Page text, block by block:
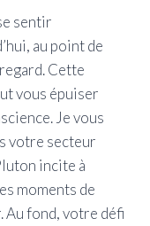
sentir
au point de
Cette
vous épuiser
Je vous
votre secteur
incite à
moments de
fond, votre défi